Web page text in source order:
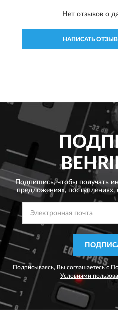
Нет отзывов о
НАПИСАТЬ
Подпишись, чтобы получать
предложениях,
Подписываясь, Вы соглашаетесь с
Условиями